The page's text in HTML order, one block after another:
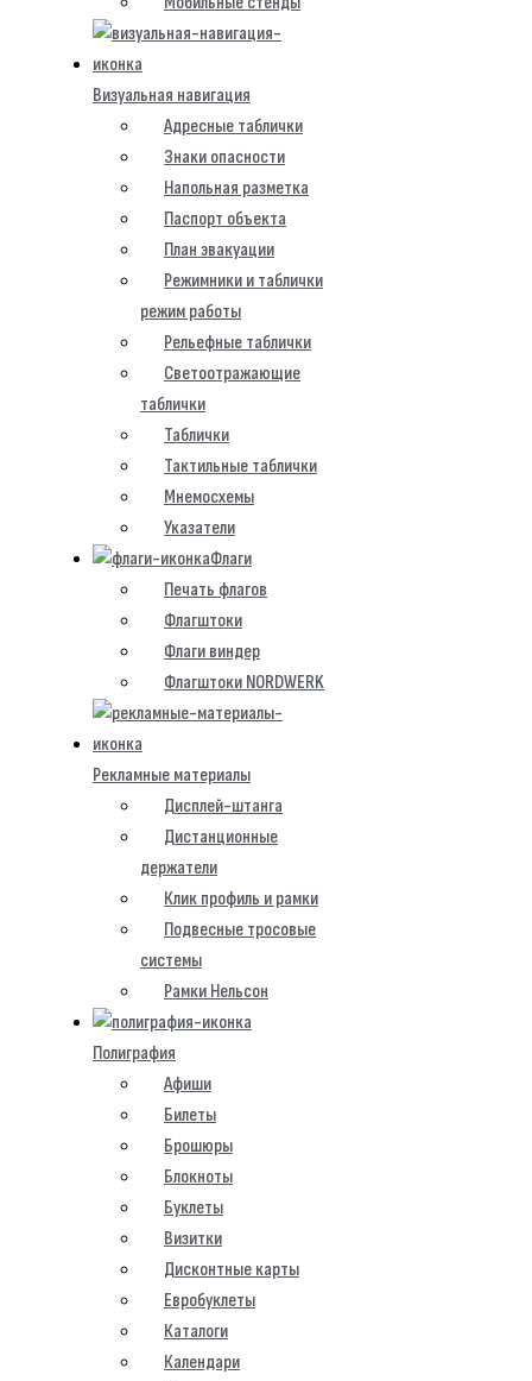
Визуальная навигация
Адресные таблички
Знаки опасности
Напольная разметка
Паспорт объекта
План эвакуации
Режимники и таблички
режим работы
Рельефные таблички
Светоотражающие
таблички
Таблички
Тактильные таблички
Мнемосхемы
Указатели
Флаги
Печать флагов
Флагштоки
Флаги виндер
Флагштоки NORDWERK
Рекламные материалы
Дисплей-штанга
Дистанционные
держатели
Клик профиль и рамки
Подвесные тросовые
системы
Рамки Нельсон
Полиграфия
Афиши
Билеты
Брошюры
Блокноты
Буклеты
Визитки
Дисконтные карты
Евробуклеты
Каталоги
Календари